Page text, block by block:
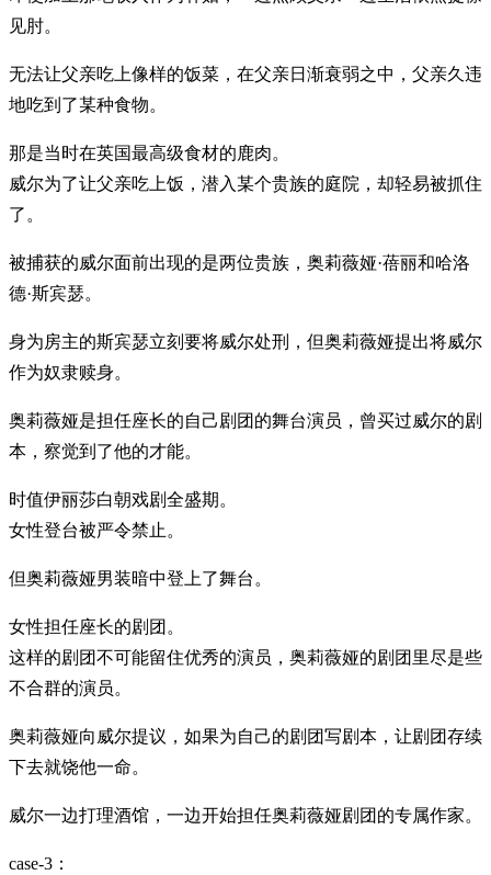
见肘。
无法让父亲吃上像样的饭菜，在父亲日渐衰弱之中，父亲久违
地吃到了某种食物。
那是当时在英国最高级食材的鹿肉。
威尔为了让父亲吃上饭，潜入某个贵族的庭院，却轻易被抓住
了。
被捕获的威尔面前出现的是两位贵族，奥莉薇娅·蓓丽和哈洛
德·斯宾瑟。
身为房主的斯宾瑟立刻要将威尔处刑，但奥莉薇娅提出将威尔
作为奴隶赎身。
奥莉薇娅是担任座长的自己剧团的舞台演员，曾买过威尔的剧
本，察觉到了他的才能。
时值伊丽莎白朝戏剧全盛期。
女性登台被严令禁止。
但奥莉薇娅男装暗中登上了舞台。
女性担任座长的剧团。
这样的剧团不可能留住优秀的演员，奥莉薇娅的剧团里尽是些
不合群的演员。
奥莉薇娅向威尔提议，如果为自己的剧团写剧本，让剧团存续
下去就饶他一命。
威尔一边打理酒馆，一边开始担任奥莉薇娅剧团的专属作家。
case-3：